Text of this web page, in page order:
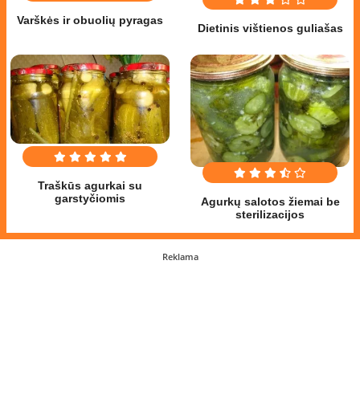
Varškės ir obuolių pyragas
Dietinis vištienos guliašas
Traškūs agurkai su
garstyčiomis
Agurkų salotos žiemai be
sterilizacijos
Reklama